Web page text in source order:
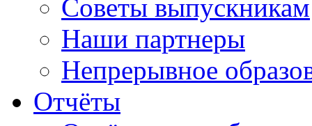
Советы выпускникам
Наши партнеры
Непрерывное
Отчёты